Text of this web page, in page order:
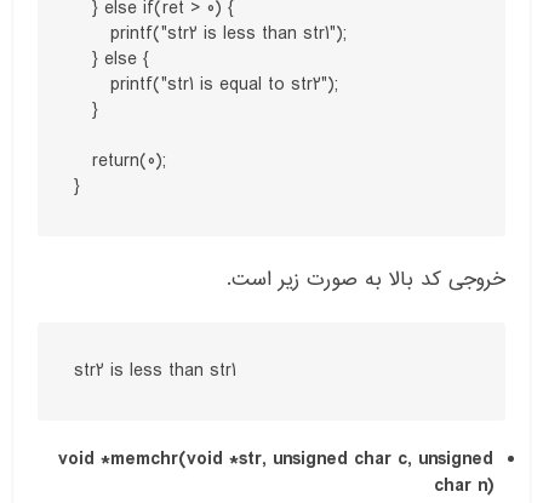
   } else if(ret > 0) {
      printf("str2 is less than str1");
   } else {
      printf("str1 is equal to str2");
   }
   return(0);
}
خروجی کد بالا به صورت زیر است.
str2 is less than str1
void *memchr(void *str, unsigned char c, unsigned
char n)